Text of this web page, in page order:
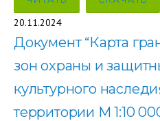
20.11.2024
Документ “Карта
зон охраны и
культурного
территории М 1:10